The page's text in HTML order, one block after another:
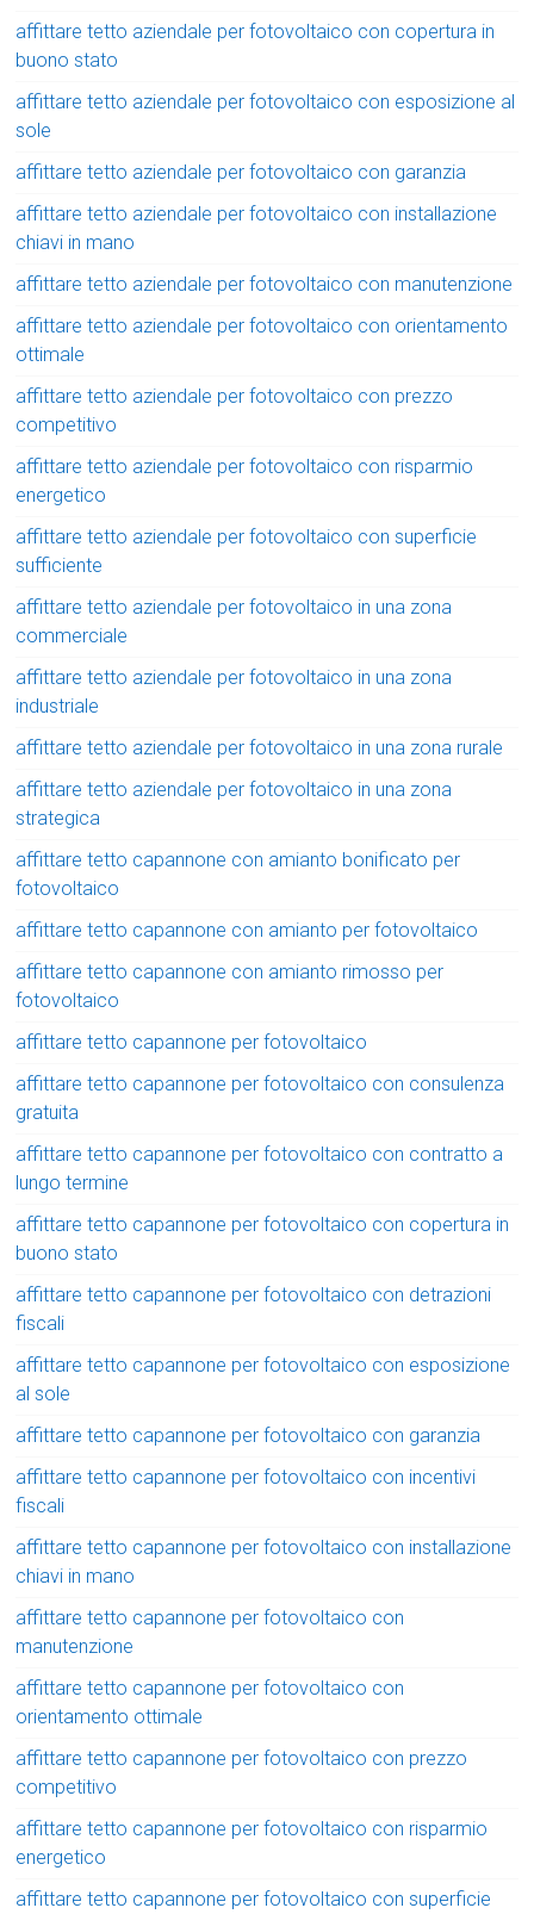
affittare tetto aziendale per fotovoltaico con copertura in
buono stato
affittare tetto aziendale per fotovoltaico con esposizione al
sole
affittare tetto aziendale per fotovoltaico con garanzia
affittare tetto aziendale per fotovoltaico con installazione
chiavi in mano
affittare tetto aziendale per fotovoltaico con manutenzione
affittare tetto aziendale per fotovoltaico con orientamento
ottimale
affittare tetto aziendale per fotovoltaico con prezzo
competitivo
affittare tetto aziendale per fotovoltaico con risparmio
energetico
affittare tetto aziendale per fotovoltaico con superficie
sufficiente
affittare tetto aziendale per fotovoltaico in una zona
commerciale
affittare tetto aziendale per fotovoltaico in una zona
industriale
affittare tetto aziendale per fotovoltaico in una zona rurale
affittare tetto aziendale per fotovoltaico in una zona
strategica
affittare tetto capannone con amianto bonificato per
fotovoltaico
affittare tetto capannone con amianto per fotovoltaico
affittare tetto capannone con amianto rimosso per
fotovoltaico
affittare tetto capannone per fotovoltaico
affittare tetto capannone per fotovoltaico con consulenza
gratuita
affittare tetto capannone per fotovoltaico con contratto a
lungo termine
affittare tetto capannone per fotovoltaico con copertura in
buono stato
affittare tetto capannone per fotovoltaico con detrazioni
fiscali
affittare tetto capannone per fotovoltaico con esposizione
al sole
affittare tetto capannone per fotovoltaico con garanzia
affittare tetto capannone per fotovoltaico con incentivi
fiscali
affittare tetto capannone per fotovoltaico con installazione
chiavi in mano
affittare tetto capannone per fotovoltaico con
manutenzione
affittare tetto capannone per fotovoltaico con
orientamento ottimale
affittare tetto capannone per fotovoltaico con prezzo
competitivo
affittare tetto capannone per fotovoltaico con risparmio
energetico
affittare tetto capannone per fotovoltaico con superficie